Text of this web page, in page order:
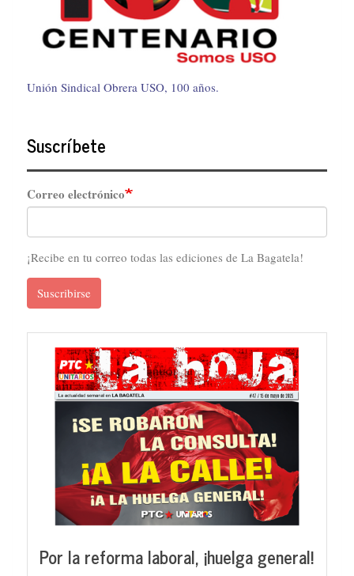
Unión Sindical Obrera USO, 100 años.
Suscríbete
Correo electrónico
¡Recibe en tu correo todas las ediciones de La Bagatela!
Suscribirse
Por la reforma laboral, ¡huelga general!